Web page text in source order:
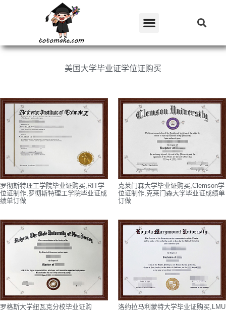
美国大学毕业证学位证购买
罗彻斯特理工学院毕业证购买,RIT学
位证制作,罗彻斯特理工学院毕业证成
绩单订做
克莱门森大学毕业证购买,Clemson学
位证制作,克莱门森大学毕业证成绩单
订做
罗格斯大学纽瓦克分校毕业证购
洛约拉马利蒙特大学毕业证购买,LMU